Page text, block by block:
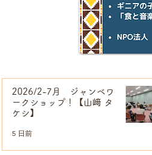
2026/2-7月 ジャンベワ
ークショップ！【山﨑 タ
ケシ】
5 日前